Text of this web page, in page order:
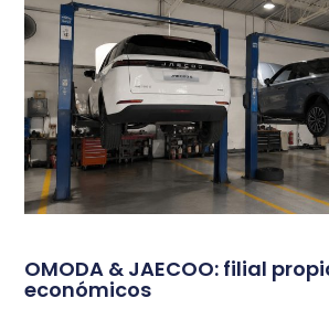
OMODA & JAECOO: filial
económicos